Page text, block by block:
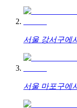
서울 강서구에
서울 마포구에